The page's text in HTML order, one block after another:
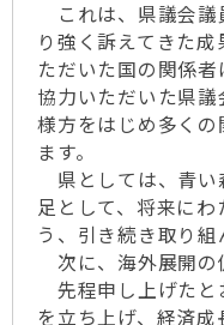
これは、県議会議
り強く訴えてきた
ただいた国の関係
協力いただいた県
様方をはじめ多く
ます。
県としては、青い
足として、将来に
う、引き続き取り組
次に、海外展開の
先程申し上げたと
を立ち上げ、経済成